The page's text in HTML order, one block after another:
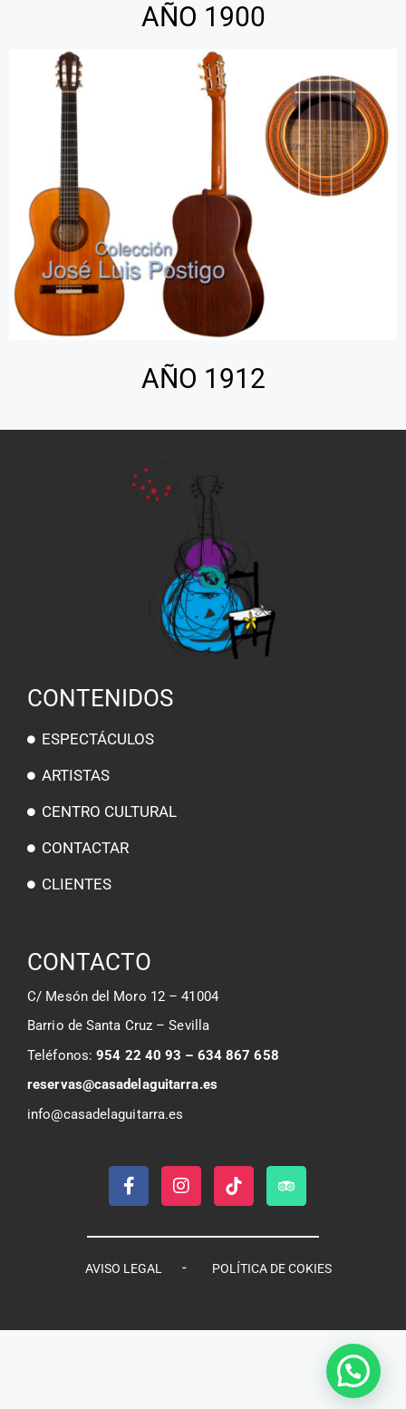
AÑO 1900
AÑO 1912
CONTENIDOS
ESPECTÁCULOS
ARTISTAS
CENTRO CULTURAL
CONTACTAR
CLIENTES
CONTACTO
C/ Mesón del Moro 12 – 41004
Barrio de Santa Cruz – Sevilla
Teléfonos:954 22 40 93 – 634 867 658
reservas@casadelaguitarra.es
info@casadelaguitarra.es
AVISO LEGAL - POLÍTICA DE COKIES